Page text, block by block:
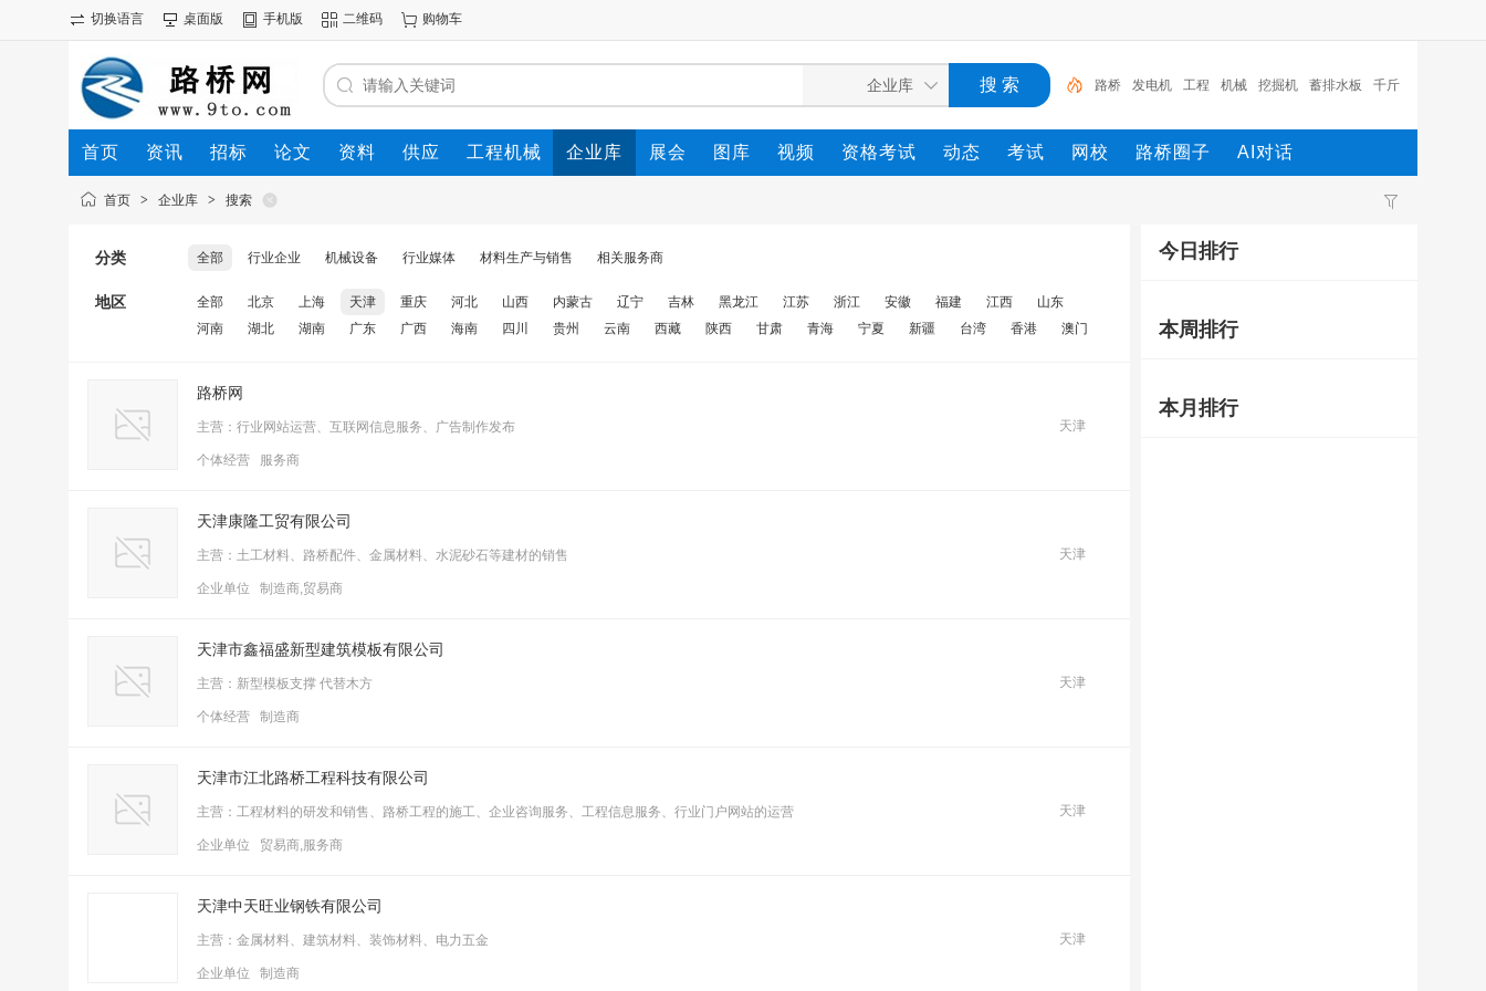
切换语言 桌面版 手机版 二维码 购物车
路桥 发电机 工程 机械 挖掘机 蓄排水板 千斤
顶 试验箱 土工格栅 土工布
首页 资讯 招标 论文 资料 供应 工程机械 企业库 展会 图库 视频 资格考试 动态 考试 网校 路桥圈子 AI对话
首页 > 企业库 > 搜索
分类 全部 行业企业 机械设备 行业媒体 材料生产与销售 相关服务商
地区 全部 北京 上海 天津 重庆 河北 山西 内蒙古 辽宁 吉林 黑龙江 江苏 浙江 安徽 福建 江西
山东
河南
湖北 湖南 广东 广西 海南 四川 贵州 云南 西藏 陕西 甘肃 青海 宁夏 新疆 台湾 香港 澳门
路桥网
主营：行业网站运营、互联网信息服务、广告制作发布
个体经营 服务商
天津
天津康隆工贸有限公司
主营：土工材料、路桥配件、金属材料、水泥砂石等建材的销售
企业单位 制造商,贸易商
天津
天津市鑫福盛新型建筑模板有限公司
主营：新型模板支撑 代替木方
个体经营 制造商
天津
天津市江北路桥工程科技有限公司
主营：工程材料的研发和销售、路桥工程的施工、企业咨询服务、工程信息服务、行业门户网站的运营
企业单位 贸易商,服务商
天津
天津中天旺业钢铁有限公司
主营：金属材料、建筑材料、装饰材料、电力五金
企业单位 制造商
天津
今日排行
本周排行
本月排行